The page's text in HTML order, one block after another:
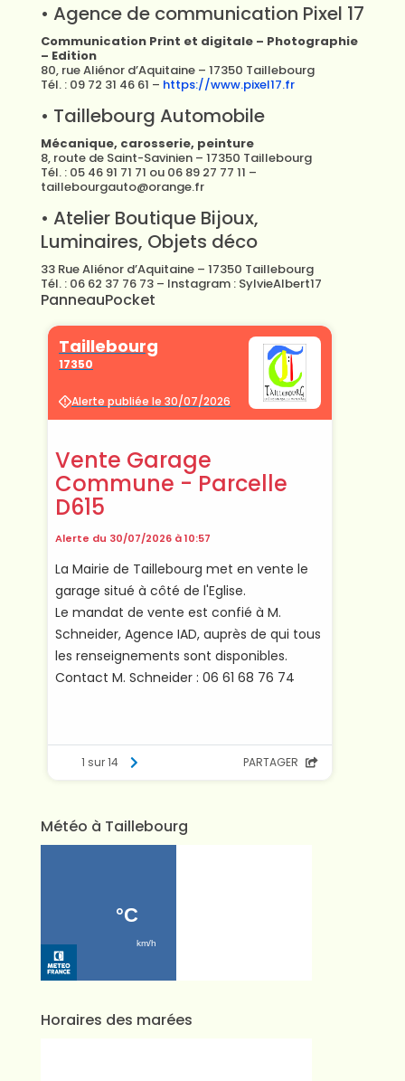
• Agence de communication Pixel 17
Communication Print et digitale – Photographie
– Edition
80, rue Aliénor d’Aquitaine – 17350 Taillebourg
Tél. : 09 72 31 46 61 – https://www.pixel17.fr
• Taillebourg Automobile
Mécanique, carosserie, peinture
8, route de Saint-Savinien – 17350 Taillebourg
Tél. : 05 46 91 71 71 ou 06 89 27 77 11 –
taillebourgauto@orange.fr
• Atelier Boutique Bijoux,
Luminaires, Objets déco
33 Rue Aliénor d’Aquitaine – 17350 Taillebourg
Tél. : 06 62 37 76 73 – Instagram : SylvieAlbert17
PanneauPocket
Météo à Taillebourg
Horaires des marées